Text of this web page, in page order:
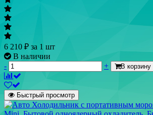
6 210 ₽ за 1 шт
В наличии
-
+ В корзину
Быстрый просмотр